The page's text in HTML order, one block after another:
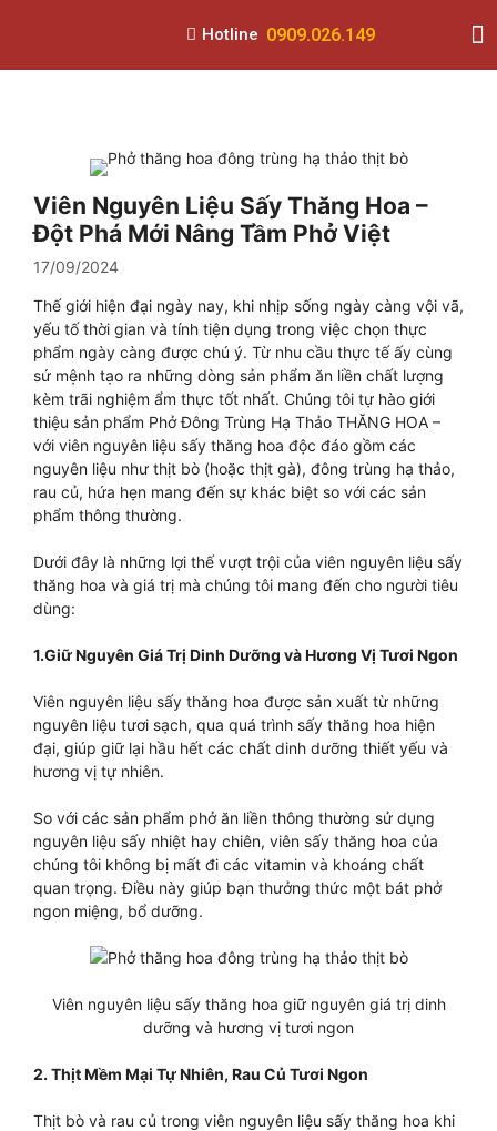
Hotline 0909.026.149
Viên Nguyên Liệu Sấy Thăng Hoa –
Đột Phá Mới Nâng Tầm Phở Việt
17/09/2024
Thế giới hiện đại ngày nay, khi nhịp sống ngày càng vội vã,
yếu tố thời gian và tính tiện dụng trong việc chọn thực
phẩm ngày càng được chú ý. Từ nhu cầu thực tế ấy cùng
sứ mệnh tạo ra những dòng sản phẩm ăn liền chất lượng
kèm trãi nghiệm ẩm thực tốt nhất. Chúng tôi tự hào giới
thiệu sản phẩm Phở Đông Trùng Hạ Thảo THĂNG HOA –
với viên nguyên liệu sấy thăng hoa độc đáo gồm các
nguyên liệu như thịt bò (hoặc thịt gà), đông trùng hạ thảo,
rau củ, hứa hẹn mang đến sự khác biệt so với các sản
phẩm thông thường.
Dưới đây là những lợi thế vượt trội của viên nguyên liệu sấy
thăng hoa và giá trị mà chúng tôi mang đến cho người tiêu
dùng:
1.Giữ Nguyên Giá Trị Dinh Dưỡng và Hương Vị Tươi Ngon
Viên nguyên liệu sấy thăng hoa được sản xuất từ những
nguyên liệu tươi sạch, qua quá trình sấy thăng hoa hiện
đại, giúp giữ lại hầu hết các chất dinh dưỡng thiết yếu và
hương vị tự nhiên.
So với các sản phẩm phở ăn liền thông thường sử dụng
nguyên liệu sấy nhiệt hay chiên, viên sấy thăng hoa của
chúng tôi không bị mất đi các vitamin và khoáng chất
quan trọng. Điều này giúp bạn thưởng thức một bát phở
ngon miệng, bổ dưỡng.
Viên nguyên liệu sấy thăng hoa giữ nguyên giá trị dinh
dưỡng và hương vị tươi ngon
2. Thịt Mềm Mại Tự Nhiên, Rau Củ Tươi Ngon
Thịt bò và rau củ trong viên nguyên liệu sấy thăng hoa khi